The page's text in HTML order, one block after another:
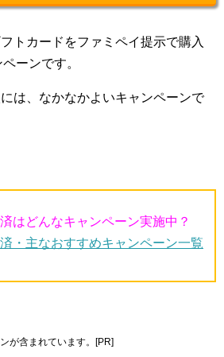
トカードをファミペイ提示で購入
ーンです。
は、なかなかよいキャンペーンで
はどんなキャンペーン実施中？
・主なおすすめキャンペーン一覧
が含まれています。[PR]